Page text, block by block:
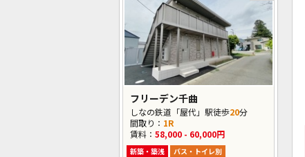
フリーデン千曲
しなの鉄道「屋代」駅徒歩20分
間取り： 1R
賃料： 58,000 - 60,000円
新築・築浅 バス・トイレ別